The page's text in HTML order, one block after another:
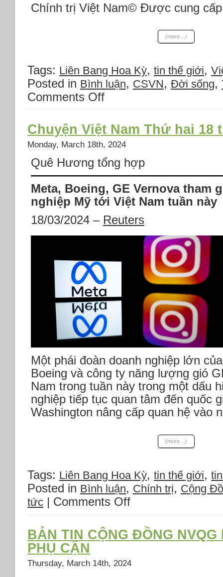
Đảng
Cộng
Chính trị Việt Nam© Được cung
(more…)
Tags: Liên Bang Hoa Kỳ, tin thế giới,
Posted in Bình luận, CSVN, Đời sống,
Comments Offon
thư
Đảng
Cộng
Việt
Nam
Nguyễn
Phú
Trọng,
nhà
lãnh
đạo
nhất
của
Việt
Nam
qua
đời
ở
tuổi
Chuyện Việt Nam Thứ hai 18
Monday, March 18th, 2024
Quê Hương tổng hợp
Meta, Boeing, GE Vernova tham
nghiệp Mỹ tới Việt Nam tuần này
18/03/2024 – Reuters
Một phái đoàn doanh nghiệp lớn
Boeing và công ty năng lượng gió
Nam trong tuần này trong một dấu
nghiệp tiếp tục quan tâm đến quốc
Washington nâng cấp quan hệ vào
(more…)
Tags: Liên Bang Hoa Kỳ, tin thế giới,
Posted in Bình luận, Chính trị, Cộng
tức | Comments Offon
Nam
Thứ
18
BẢN TIN CỘNG ĐỒNG
PHỤ CẬN
Thursday, March 14th, 2024